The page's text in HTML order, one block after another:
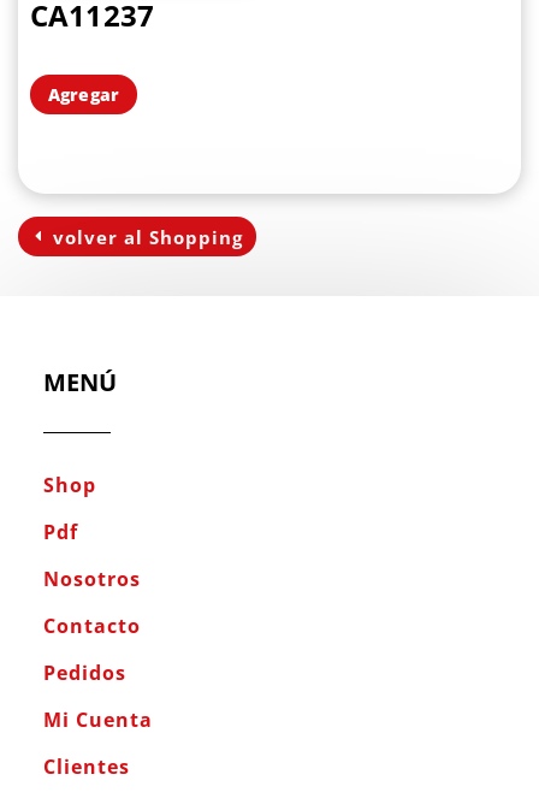
CA11237
Agregar
volver al Shopping
MENÚ
Shop
Pdf
Nosotros
Contacto
Pedidos
Mi Cuenta
Clientes